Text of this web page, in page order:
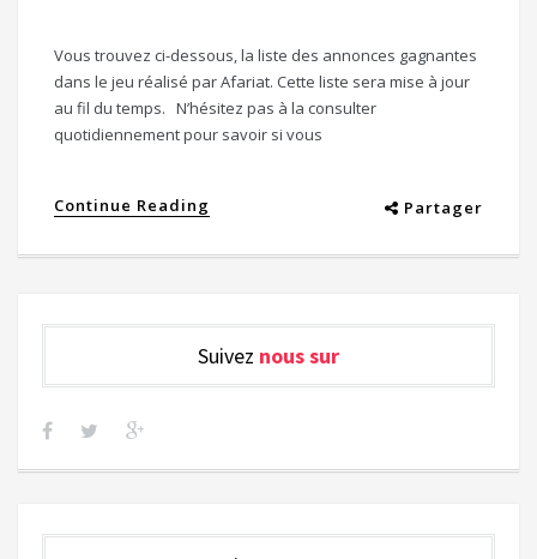
Vous trouvez ci-dessous, la liste des annonces gagnantes
dans le jeu réalisé par Afariat. Cette liste sera mise à jour
au fil du temps. N’hésitez pas à la consulter
quotidiennement pour savoir si vous
Continue Reading Partager
Suivez nous sur